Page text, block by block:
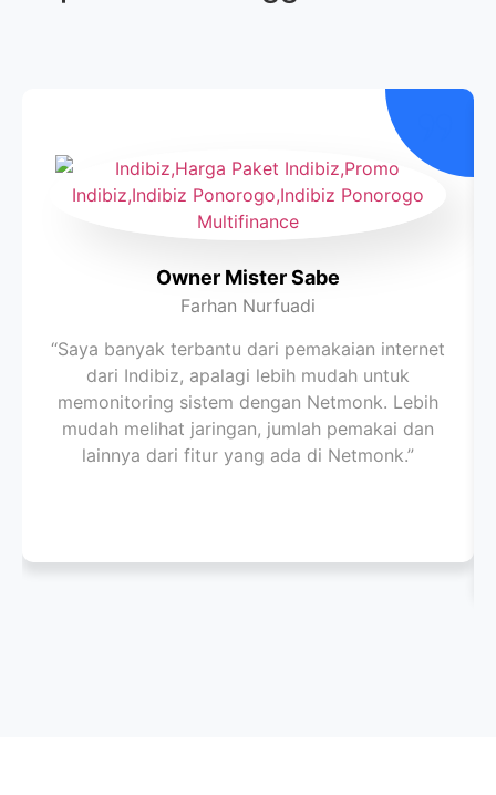
Owner Mister Sabe
Farhan Nurfuadi
“Saya banyak terbantu dari pemakaian internet
dari Indibiz, apalagi lebih mudah untuk
memonitoring sistem dengan Netmonk. Lebih
mudah melihat jaringan, jumlah pemakai dan
lainnya dari fitur yang ada di Netmonk.”